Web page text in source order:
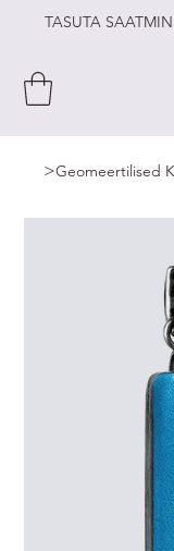
TASUTA
>Geomeertilised